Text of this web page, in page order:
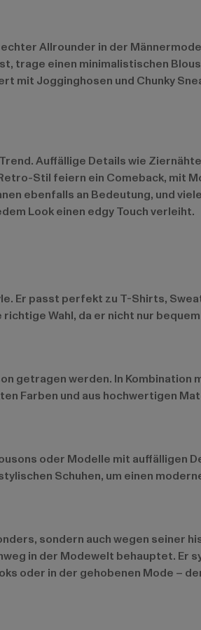
Allrounder in der
trage einen minimalistischen
mit Jogginghosen und Chunky
Auffällige Details wie
Stil feiern ein Comeback, mit
ebenfalls an Bedeutung, und
Look einen edgy Touch verleiht.
Er passt perfekt zu T-Shirts,
Wahl, da er nicht nur
getragen werden. In
Farben und aus hochwertigen
oder Modelle mit auffälligen
Schuhen, um einen
sondern auch wegen seiner
in der Modewelt behauptet. Er
oder in der gehobenen Mode –